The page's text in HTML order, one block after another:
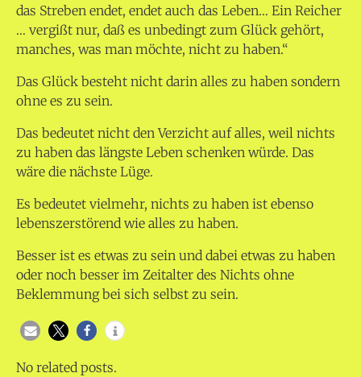
das Streben endet, endet auch das Leben… Ein Reicher
… vergißt nur, daß es unbedingt zum Glück gehört,
manches, was man möchte, nicht zu haben.“
Das Glück besteht nicht darin alles zu haben sondern
ohne es zu sein.
Das bedeutet nicht den Verzicht auf alles, weil nichts
zu haben das längste Leben schenken würde. Das
wäre die nächste Lüge.
Es bedeutet vielmehr, nichts zu haben ist ebenso
lebenszerstörend wie alles zu haben.
Besser ist es etwas zu sein und dabei etwas zu haben
oder noch besser im Zeitalter des Nichts ohne
Beklemmung bei sich selbst zu sein.
No related posts.